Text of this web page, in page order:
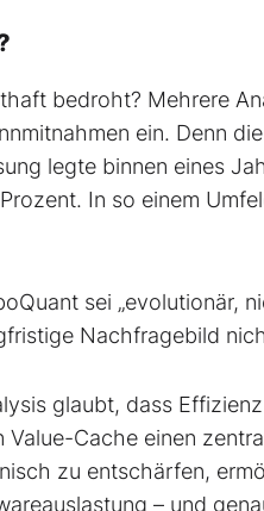
bedroht? Mehrere
ein. Denn
legte binnen eines
In so einem
sei „evolutionär,
Nachfragebild
glaubt, dass
Cache einen
zu entschärfen,
– und